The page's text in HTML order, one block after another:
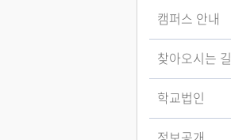
캠퍼스 안내
찾아오시는 길
학교법인